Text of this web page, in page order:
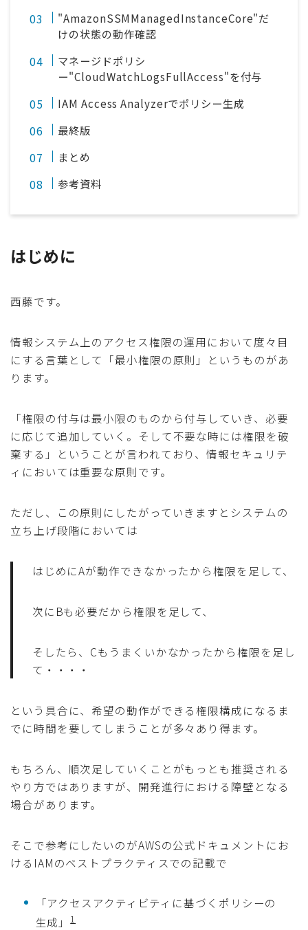
"AmazonSSMManagedInstanceCore"だ
けの状態の動作確認
マネージドポリシ
ー"CloudWatchLogsFullAccess"を付与
IAM Access Analyzerでポリシー生成
最終版
まとめ
参考資料
はじめに
西藤です。
情報システム上のアクセス権限の運用において度々目
にする言葉として「最小権限の原則」というものがあ
ります。
「権限の付与は最小限のものから付与していき、必要
に応じて追加していく。そして不要な時には権限を破
棄する」ということが言われており、情報セキュリテ
ィにおいては重要な原則です。
ただし、この原則にしたがっていきますとシステムの
立ち上げ段階においては
はじめにAが動作できなかったから権限を足して、
次にBも必要だから権限を足して、
そしたら、Cもうまくいかなかったから権限を足し
て・・・・
という具合に、希望の動作ができる権限構成になるま
でに時間を要してしまうことが多々あり得ます。
もちろん、順次足していくことがもっとも推奨される
やり方ではありますが、開発進行における障壁となる
場合があります。
そこで参考にしたいのがAWSの公式ドキュメントにお
けるIAMのベストプラクティスでの記載で
「アクセスアクティビティに基づくポリシーの
生成」1